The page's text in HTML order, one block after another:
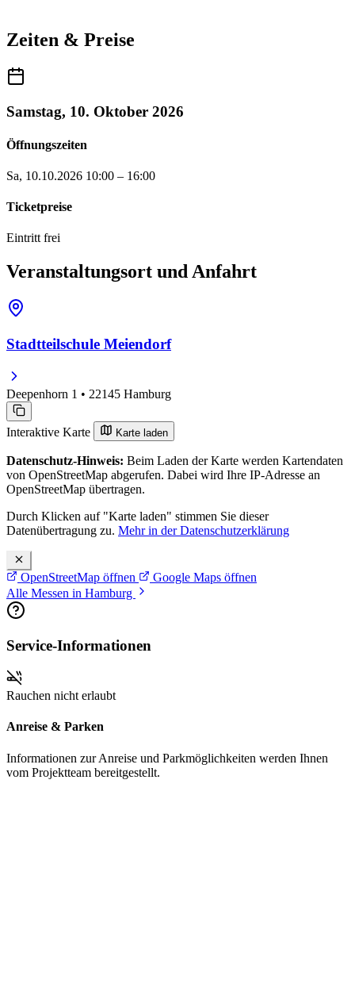
Zeiten & Preise
Samstag, 10. Oktober 2026
Öffnungszeiten
Sa, 10.10.2026 10:00 – 16:00
Ticketpreise
Eintritt frei
Veranstaltungsort und Anfahrt
Stadtteilschule Meiendorf
Deepenhorn 1 • 22145 Hamburg
Interaktive Karte Karte laden
Datenschutz-Hinweis: Beim Laden der Karte werden Kartendaten
von OpenStreetMap abgerufen. Dabei wird Ihre IP-Adresse an
OpenStreetMap übertragen.
Durch Klicken auf "Karte laden" stimmen Sie dieser
Datenübertragung zu. Mehr in der Datenschutzerklärung
OpenStreetMap öffnen
Google Maps öffnen
Alle Messen in Hamburg
Service-Informationen
Rauchen nicht erlaubt
Anreise & Parken
Informationen zur Anreise und Parkmöglichkeiten werden Ihnen
vom Projektteam bereitgestellt.